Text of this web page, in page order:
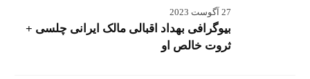
27 آگوست 2023
بیوگرافی بهداد اقبالی مالک ایرانی چلسی +
ثروت خالص او